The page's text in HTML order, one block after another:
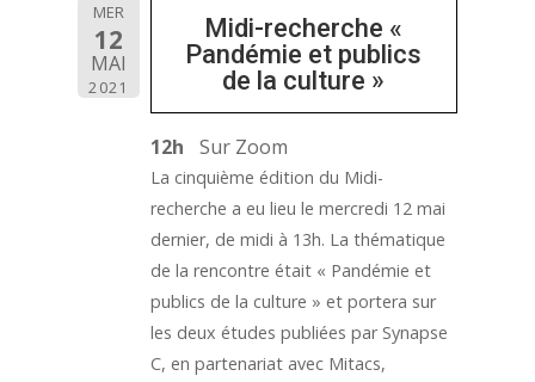
MER
12
MAI
2021
Midi-recherche «
Pandémie et publics
de la culture »
12h Sur Zoom
La cinquième édition du Midi-
recherche a eu lieu le mercredi 12 mai
dernier, de midi à 13h. La thématique
de la rencontre était « Pandémie et
publics de la culture » et portera sur
les deux études publiées par Synapse
C, en partenariat avec Mitacs,